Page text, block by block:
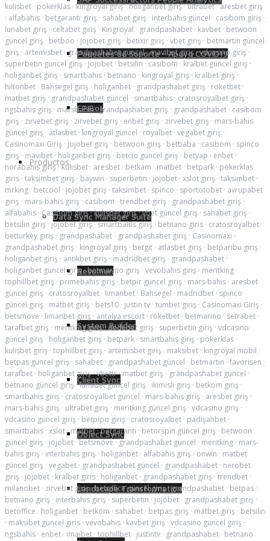
Paquetes de Soporte - Apoyo COVID19
EPIBot
Productos
Data Sync Manager Suite
Resumen
System Builder
Client Sync
Object Sync
Landscape Transformation
kulisbet · pokerklas · kingroyal giriş·holiganbet giriş·ultrabet·aresbet giriş
· alfabahis · betgaranti giriş · sahabet giriş · interbahis güncel · casibom giriş ·
lunabet giriş · celtabet giriş · Kingroyal · grandpashabet · kavbet · betwoon
güncel giriş · betboo · jojobet giriş · betixir giriş · vbet giriş · betmartin güncel
giriş · artemisbet ·grandpashabet güncel·mavibet giriş·vdcasino giriş ·
superbetin güncel giriş · jojobet · betsilin · casibom · kralbet güncel giriş ·
holiganbet giriş · smartbahis · betnano · kingroyal giriş · kralbet giriş ·
hiltonbet · Bahsegel giriş · holiganbet · grandpashabet giriş · roketbet ·
matbet giriş · grandpashabet güncel · smartbahis · cratosroyalbet giriş ·
ngsbahis giriş · marsbahis·grandpashabet giriş · grandpashabet · casibom
giriş · zirvebet giriş · zirvebet giriş · enbet giriş · zirvebet giriş · mars-bahis
güncel giriş · atlasbet · kingroyal güncel · royalbet · vegabet giriş ·
Casinomaxi Giriş · jojobet giriş · betwoon giriş · betbaba · casibom · spinco
giriş · mavibet · holiganbet giriş · betcio güncel giriş · betyap · enbet ·
norabahis giriş·kulisbet · aresbet · betkam · matbet · betpark · pokerklas
giris · taksimbet giriş · baywin · superbetin · jojobet · xslot giriş · taksimbet ·
mrking · betcool · jojobet giriş · taksimbet · spinco · sportotobet · avrupabet
giriş · mars-bahis giriş · casibom · trendbet giriş · grandpashabet giriş ·
alfabahis · Casibom giriş·kulisbet giriş·vbet güncel giriş · sahabet giriş ·
betsilin giriş · jojobet giriş·smartbahis giriş · betnano giris · cratosroyalbet ·
betturkey giriş · grandpashabet · grandpashabet giriş · Casinomaxi ·
grandpashabet giriş · kingroyal giriş · betgit · atlasbet giriş · betparibu giriş ·
holiganbet giriş · antikbet giriş · madridbet giriş · grandpashabet ·
holiganbet güncel giriş·betmarino giriş · vevobahis giriş · meritking ·
tophillbet giriş · primebahis giriş · betpir güncel giriş · mars-bahis · aresbet
güncel giriş · cratosroyalbet · limanbet · Bahsegel · madridbet · spinco
güncel giriş · matbet giriş · bets10 · justin tv · tumbet giriş · Casinomaxi Giriş ·
betsmove · limanbet giriş · antalya escort · roketbet · betmarino · setrabet ·
tarafbet giriş · meritking giriş·dedebet giriş · superbetin giriş · vdcasino
güncel giriş · holiganbet giriş · betpark · smartbahis giriş · pokerklas ·
kulisbet giriş · tophillbet giriş · artemisbet giriş · maksibet · kingroyal mobil ·
betpas güncel giriş · sahabet · grandpashabet güncel · betmartin · favorisen ·
tarafbet · holiganbet giriş·vbettr· matbet giriş · grandpashabet güncel ·
betnano güncel giriş ·lunabet güncel giriş · ikimisli giriş · betkom giriş ·
smartbahis giriş · cratosroyalbet güncel · mars-bahis giriş · aresbet giriş ·
mars-bahis giriş · ultrabet giriş · meritking güncel giriş · vdcasino giriş ·
vdcasino güncel giriş · betpipo giriş · cratosroyalbet · padişahbet ·
smartbahis · xslot·matbet·betgaranti · betorspin güncel giriş · betwoon
güncel giriş · jojobet ·betsmove·grandpashabet güncel · meritking · mars-
bahis giriş · interbahis giriş · holiganbet · alfabahis giriş · onwin · matbet
güncel giriş · vegabet · grandpashabet güncel · grandpashabet · nerobet
giriş · jojobet · kralbet giris · holiganbet · grandpashabet giriş · trendbet ·
milanobet · zirvebet giriş·betoffice güncel giriş·grandpashabet · betpas ·
betnano giriş · interbahis giriş · superbetin · jojobet · grandpashabet giriş ·
betoffice · holiganbet · betkom · sahabet · betpas giriş · matbet giriş · betsilin
· maksibet guncel giris · vevobahis · kavbet giriş · vdcasino güncel giriş ·
ngsbahis · enbet · imajbet · tophillbet · justintv · grandpashabet · betnano